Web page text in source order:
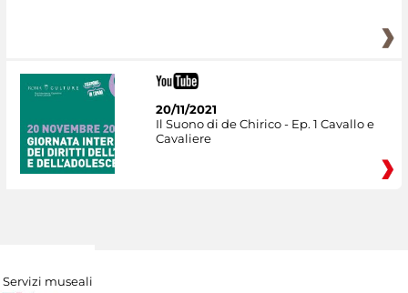
20/11/2021
Il Suono di de Chirico - Ep. 1 Cavallo e
Cavaliere
Servizi museali